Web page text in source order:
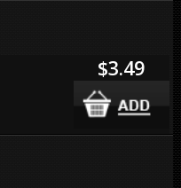
$3.49